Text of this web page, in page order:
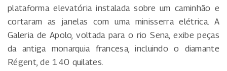
plataforma elevatória instalada sobre um caminhão e
cortaram as janelas com uma minisserra elétrica. A
Galeria de Apolo, voltada para o rio Sena, exibe peças
da antiga monarquia francesa, incluindo o diamante
Régent, de 140 quilates.